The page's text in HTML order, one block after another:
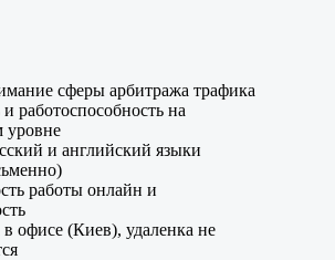
сферы арбитража трафика
работоспособность на
уровне
и английский языки
работы онлайн и
офисе (Киев), удаленка не